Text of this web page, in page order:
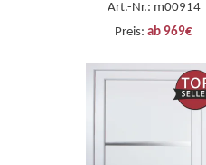
Art.-Nr.: m00914
Preis: ab 969€